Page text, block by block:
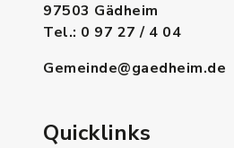
97503 Gädheim
Tel.: 0 97 27 / 4 04
Gemeinde@gaedheim.de
Quicklinks